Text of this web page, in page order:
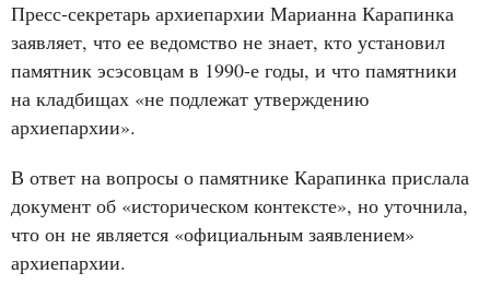
Пресс-секретарь архиепархии Марианна Карапинка
заявляет, что ее ведомство не знает, кто установил
памятник эсэсовцам в 1990-е годы, и что памятники
на кладбищах «не подлежат утверждению
архиепархии».
В ответ на вопросы о памятнике Карапинка прислала
документ об «историческом контексте», но уточнила,
что он не является «официальным заявлением»
архиепархии.